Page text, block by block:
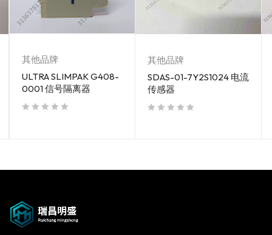
其他品牌
ULTRA SLIMPAK G408-
0001 信号隔离器
其他品牌
SDAS-01-7Y2S1024 电流
传感器